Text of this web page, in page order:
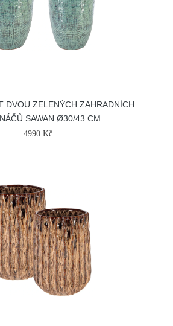
DVOU ZELENÝCH ZAHRADNÍCH
SAWAN Ø30/43 CM
4990 Kč